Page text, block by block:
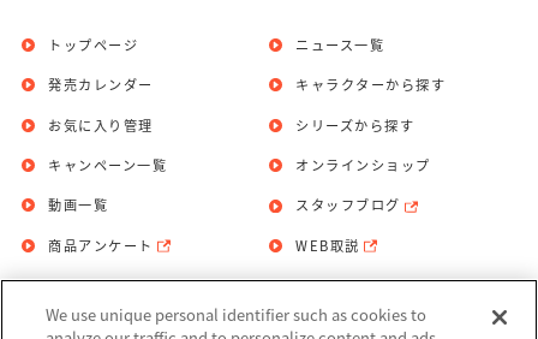
トップページ
発売カレンダー
お気に入り管理
ニュース一覧
キャラクターから探す
シリーズから探す
キャンペーン一覧
動画一覧
商品アンケート
オンラインショップ
スタッフブログ
WEB取説
お問い合わせ 個人情報保護方針
We use unique personal identifier such as cookies to